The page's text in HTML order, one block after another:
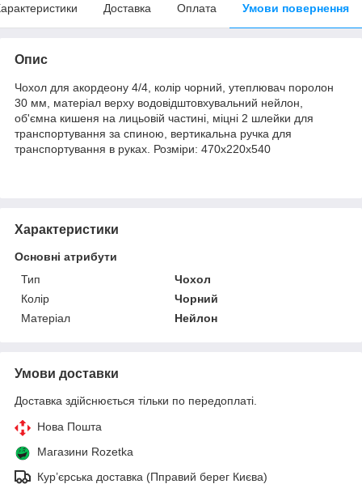
Доставка Оплата Умови повернення
Опис
Чохол для акордеону 4/4, колір чорний, утеплювач поролон
30 мм, матеріал верху водовідштовхувальний нейлон,
об'ємна кишеня на лицьовій частині, міцні 2 шлейки для
транспортування за спиною, вертикальна ручка для
транспортування в руках. Розміри: 470х220х540
Характеристики
Основні атрибути
Тип
Чохол
Колір
Чорний
Матеріал
Нейлон
Умови доставки
Доставка здійснюється тільки по передоплаті.
Нова Пошта
Магазини Rozetka
Кур’єрська доставка (Пправий берег Києва)